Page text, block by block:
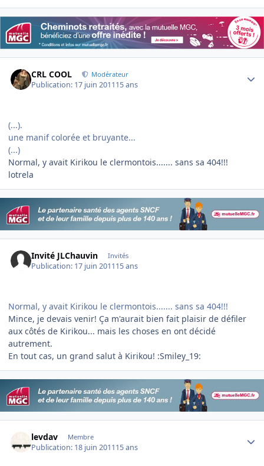
CRL COOL Modérateur
Publication: 17 juin 201115 ans
(...).
une manif colorée et bruyante...
(...)
Normal, y avait Kirikou le clermontois....... sans sa 404!!!
lotrela
Invité JLChauvin Invités
Publication: 17 juin 201115 ans
Normal, y avait Kirikou le clermontois....... sans sa 404!!!
Mince, je devais venir! Ça m'aurait bien fait plaisir de défiler
aux côtés de Kirikou... mais les choses en ont décidé
autrement.
En tout cas, un grand salut à Kirikou! :Smiley_19:
levdav Membre
Publication: 18 juin 201115 ans